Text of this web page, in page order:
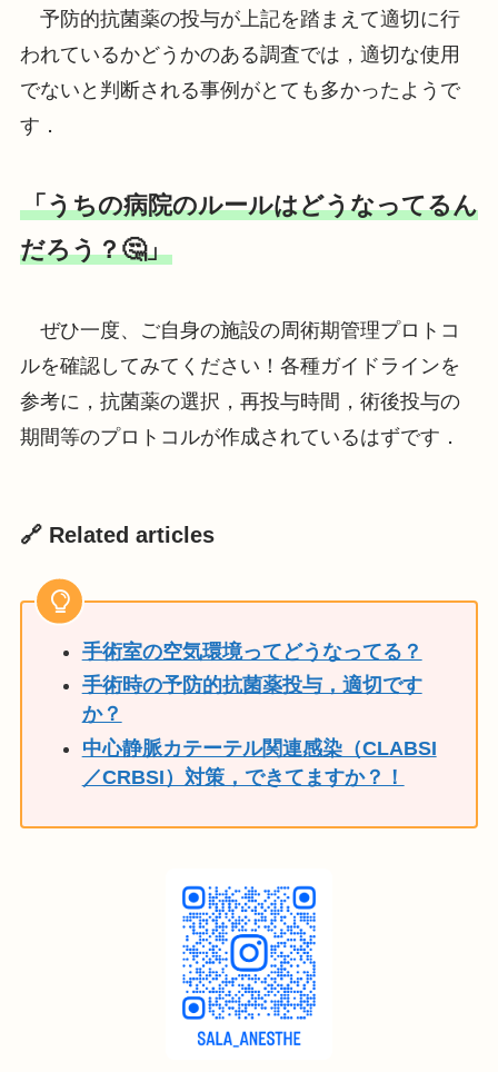
予防的抗菌薬の投与が上記を踏まえて適切に行
われているかどうかのある調査では，適切な使用
でないと判断される事例がとても多かったようで
す．
「うちの病院のルールはどうなってるん
だろう？🤔」
ぜひ一度、ご自身の施設の周術期管理プロトコ
ルを確認してみてください！各種ガイドラインを
参考に，抗菌薬の選択，再投与時間，術後投与の
期間等のプロトコルが作成されているはずです．
🔗 Related articles
手術室の空気環境ってどうなってる？
手術時の予防的抗菌薬投与，適切です
か？
中心静脈カテーテル関連感染（CLABSI
／CRBSI）対策，できてますか？！